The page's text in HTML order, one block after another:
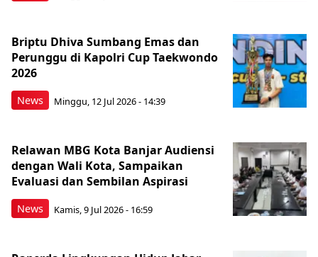
News
Briptu Dhiva Sumbang Emas dan
Perunggu di Kapolri Cup Taekwondo
2026
Minggu, 12 Jul 2026 - 14:39
News
Relawan MBG Kota Banjar Audiensi
dengan Wali Kota, Sampaikan
Evaluasi dan Sembilan Aspirasi
Kamis, 9 Jul 2026 - 16:59